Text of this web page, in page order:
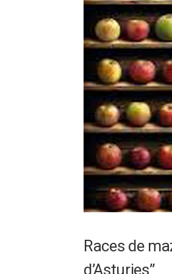
Races de
d’Asturies”